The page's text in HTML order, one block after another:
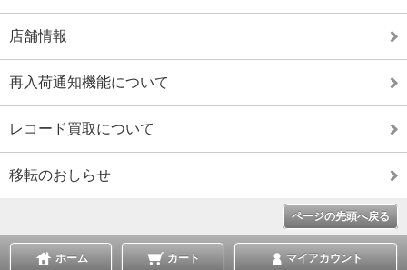
店舗情報
再入荷通知機能について
レコード買取について
移転のおしらせ
ページの先頭へ戻る
ホーム カート マイアカウント